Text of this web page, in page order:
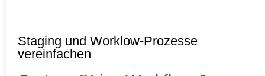
Staging und Worklow-Prozesse
vereinfachen